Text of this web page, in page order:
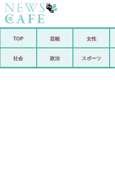
TOP 芸能 女性
社会 政治 スポーツ